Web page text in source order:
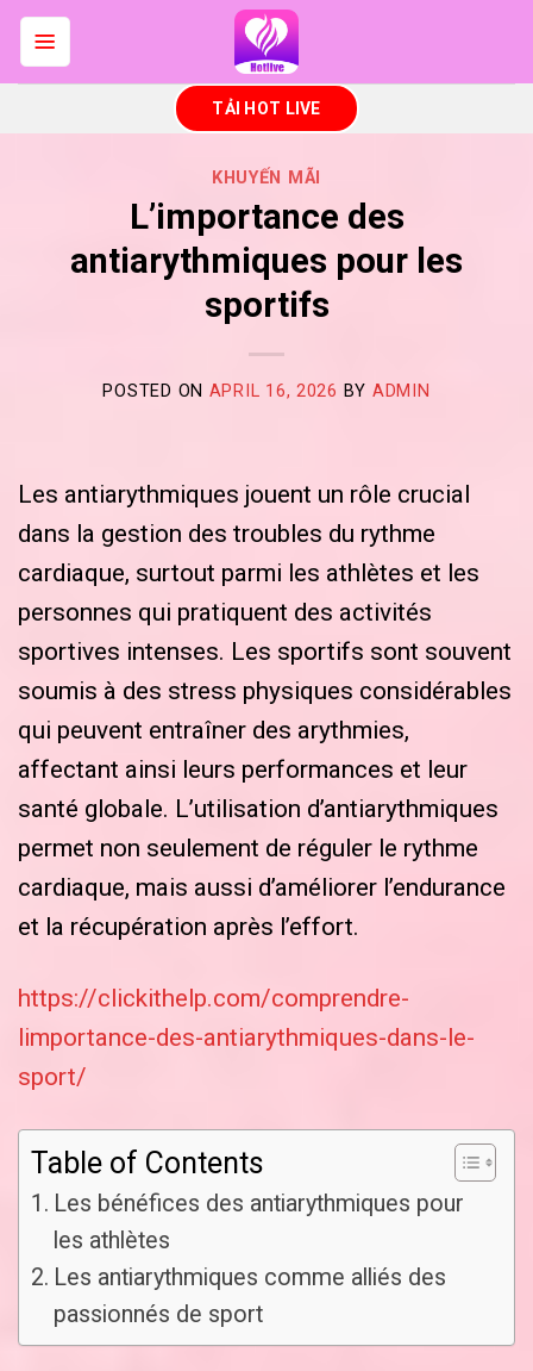
Skip
to
TẢI HOT LIVE
KHUYẾN MÃI
L’importance des
antiarythmiques pour les
sportifs
POSTED ON APRIL 16, 2026 BY ADMIN
Les antiarythmiques jouent un rôle crucial
dans la gestion des troubles du rythme
cardiaque, surtout parmi les athlètes et les
personnes qui pratiquent des activités
sportives intenses. Les sportifs sont souvent
soumis à des stress physiques considérables
qui peuvent entraîner des arythmies,
affectant ainsi leurs performances et leur
santé globale. L’utilisation d’antiarythmiques
permet non seulement de réguler le rythme
cardiaque, mais aussi d’améliorer l’endurance
et la récupération après l’effort.
https://clickithelp.com/comprendre-
limportance-des-antiarythmiques-dans-le-
sport/
Table of Contents
Les bénéfices des antiarythmiques pour
les athlètes
Les antiarythmiques comme alliés des
passionnés de sport